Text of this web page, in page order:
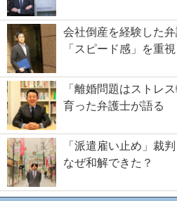
会社倒産を経験した
「スピード感」を重視
「離婚問題はストレ
育った弁護士が語る
「派遣雇い止め」裁
なぜ和解できた？